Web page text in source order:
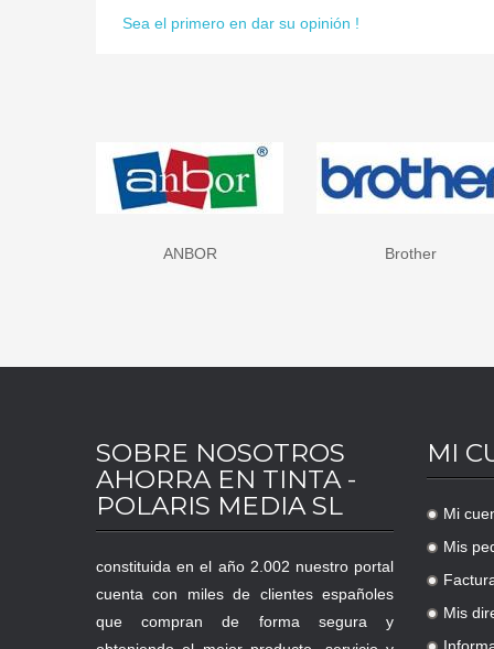
Sea el primero en dar su opinión !
ANBOR Brother
SOBRE NOSOTROS
AHORRA EN TINTA -
POLARIS MEDIA SL
constituida en el año 2.002 nuestro portal
cuenta con miles de clientes españoles
que compran de forma segura y
MI
.
Mi
.
Mis
.
.
Mis